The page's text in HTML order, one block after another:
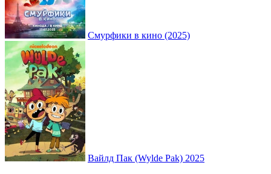
Смурфики в кино (2025)
Вайлд Пак (Wylde Pak) 2025